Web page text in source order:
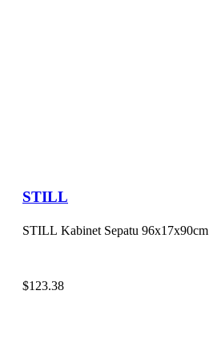
STILL
STILL Kabinet Sepatu 96x17x90cm
$123.38